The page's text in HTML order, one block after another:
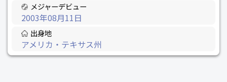
メジャーデビュー
2003年08月11日
出身地
アメリカ・テキサス州